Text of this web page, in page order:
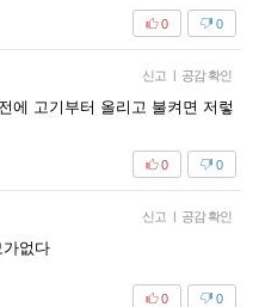
0
0
신고 | 공감 확인
에 고기부터 올리고 불켜면 저렇
0
0
신고 | 공감 확인
없다
0
0